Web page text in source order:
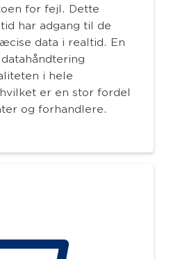
for fejl. Dette
har adgang til de
data i realtid. En
i hele
er en stor fordel
og forhandlere.